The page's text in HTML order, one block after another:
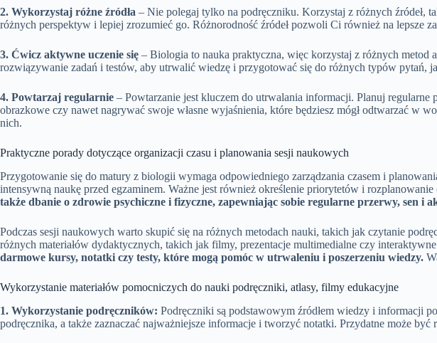
2. Wykorzystaj różne źródła – Nie polegaj tylko na podręczniku. Korzystaj z różnych źródeł,
różnych perspektyw i lepiej zrozumieć go. Różnorodność źródeł pozwoli Ci również na lepsze
3. Ćwicz aktywne uczenie się – Biologia to nauka praktyczna, więc korzystaj z różnych
rozwiązywanie zadań i testów, aby utrwalić wiedzę i przygotować się do różnych typów pytań,
4. Powtarzaj regularnie – Powtarzanie jest kluczem do utrwalania informacji. Planuj
obrazkowe czy nawet nagrywać swoje własne wyjaśnienia, które będziesz mógł odtwarzać
nich.
Praktyczne porady dotyczące organizacji czasu i planowania sesji naukowych
Przygotowanie się do matury z biologii wymaga odpowiedniego zarządzania czasem i
intensywną naukę przed egzaminem. Ważne jest również określenie priorytetów i
także dbanie o zdrowie psychiczne i fizyczne, zapewniając sobie regularne przerwy, sen i
Podczas sesji naukowych warto skupić się na różnych metodach nauki, takich jak czytanie
różnych materiałów dydaktycznych, takich jak filmy, prezentacje multimedialne czy
darmowe kursy, notatki czy testy, które mogą pomóc w utrwaleniu i poszerzeniu wiedzy.
Wykorzystanie materiałów pomocniczych do nauki podręczniki, atlasy, filmy edukacyjne
1. Wykorzystanie podręczników: Podręczniki są podstawowym źródłem wiedzy i informacji
podręcznika, a także zaznaczać najważniejsze informacje i tworzyć notatki. Przydatne może